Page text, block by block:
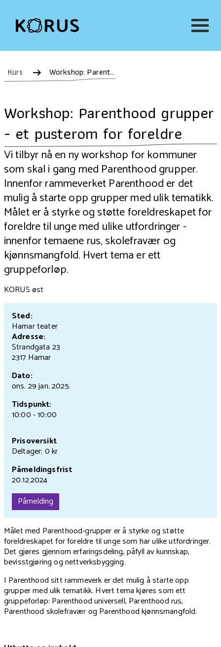
Kurs Workshop: Parenthood grupper - et pusterom for foreldre
Workshop: Parenthood grupper
- et pusterom for foreldre
Vi tilbyr nå en ny workshop for kommuner
som skal i gang med Parenthood grupper.
Innenfor rammeverketParenthooder det
mulig å starte opp grupper med ulik tematikk.
Målet er å styrke og støtte foreldreskapet for
foreldre til unge med ulike utfordringer -
innenfor temaene rus, skolefravær og
kjønnsmangfold. Hvert tema er ett
gruppeforløp.
KORUS øst
Sted:
Hamar teater
Adresse:
Strandgata 23
2317 Hamar
Dato:
ons. 29 jan.2025.
Tidspunkt:
10:00 - 10:00
Prisoversikt
Deltager: 0 kr
Påmeldingsfrist
20.12.2024
Påmelding
Målet med Parenthood-grupper er å styrke og støtte
foreldreskapet for foreldre til unge som har ulike utfordringer.
Det gjøres gjennom erfaringsdeling, påfyll av kunnskap,
bevisstgjøring og nettverksbygging.
I Parenthood sitt rammeverk er det mulig å starte opp
grupper med ulik tematikk. Hvert tema kjøres som ett
gruppeforløp: Parenthood universell, Parenthood rus,
Parenthood skolefravær og Parenthood kjønnsmangfold.